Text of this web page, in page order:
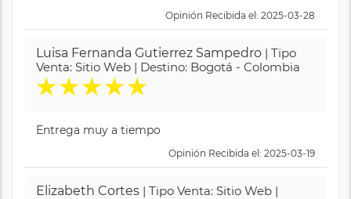
Opinión Recibida el: 2025-03-28
Luisa Fernanda Gutierrez Sampedro | Tipo
Venta: Sitio Web | Destino: Bogotá - Colombia
★★★★★
Entrega muy a tiempo
Opinión Recibida el: 2025-03-19
Elizabeth Cortes | Tipo Venta: Sitio Web |